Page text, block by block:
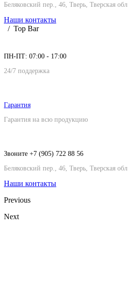
Беляковский пер., 46, Тверь, Тверская обл
Наши контакты
Top Bar
ПН-ПТ: 07:00 - 17:00
24/7 поддержка
Гарантия
Гарантия на всю продукцию
Звоните +7 (905) 722 88 56
Беляковский пер., 46, Тверь, Тверская обл
Наши контакты
Previous
Next